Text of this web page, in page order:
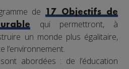
de17 Objectifs de
qui permettront, à
un monde plus égalitaire,
l’environnement.
abordées : de l’éducation